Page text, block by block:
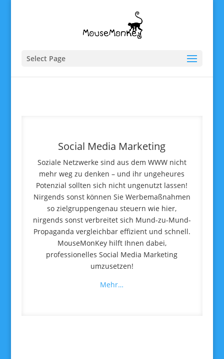
Select Page
Social Media Marketing
Soziale Netzwerke sind aus dem WWW nicht
mehr weg zu denken – und ihr ungeheures
Potenzial sollten sich nicht ungenutzt lassen!
Nirgends sonst können Sie Werbemaßnahmen
so zielgruppengenau steuern wie hier,
nirgends sonst verbreitet sich Mund-zu-Mund-
Propaganda vergleichbar effizient und schnell.
MouseMonKey hilft Ihnen dabei,
professionelles Social Media Marketing
umzusetzen!
Mehr…